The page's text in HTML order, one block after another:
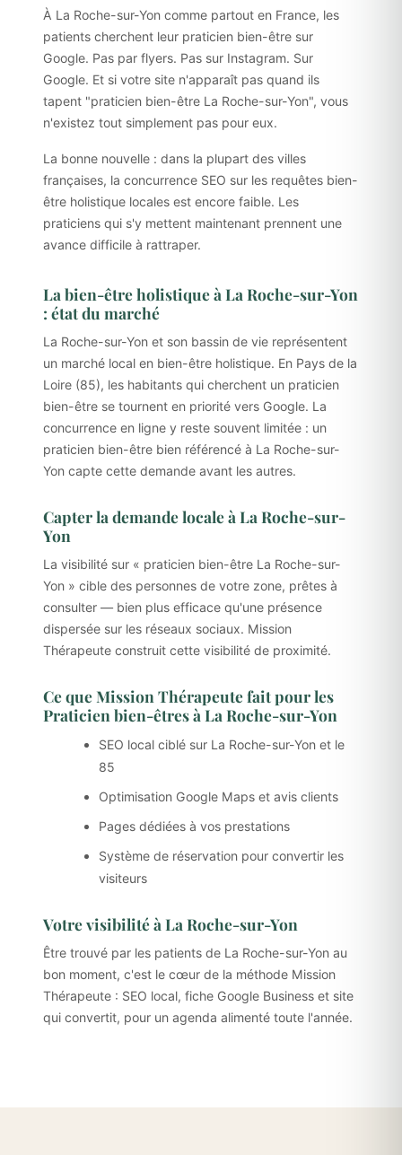
À La Roche-sur-Yon comme partout en France, les
patients cherchent leur praticien bien-être sur
Google. Pas par flyers. Pas sur Instagram. Sur
Google. Et si votre site n'apparaît pas quand ils
tapent "praticien bien-être La Roche-sur-Yon", vous
n'existez tout simplement pas pour eux.
La bonne nouvelle : dans la plupart des villes
françaises, la concurrence SEO sur les requêtes bien-
être holistique locales est encore faible. Les
praticiens qui s'y mettent maintenant prennent une
avance difficile à rattraper.
La bien-être holistique à La Roche-sur-Yon
: état du marché
La Roche-sur-Yon et son bassin de vie représentent
un marché local en bien-être holistique. En Pays de la
Loire (85), les habitants qui cherchent un praticien
bien-être se tournent en priorité vers Google. La
concurrence en ligne y reste souvent limitée : un
praticien bien-être bien référencé à La Roche-sur-
Yon capte cette demande avant les autres.
Capter la demande locale à La Roche-sur-
Yon
La visibilité sur « praticien bien-être La Roche-sur-
Yon » cible des personnes de votre zone, prêtes à
consulter — bien plus efficace qu'une présence
dispersée sur les réseaux sociaux. Mission
Thérapeute construit cette visibilité de proximité.
Ce que Mission Thérapeute fait pour les
Praticien bien-êtres à La Roche-sur-Yon
SEO local ciblé sur La Roche-sur-Yon et le
85
Optimisation Google Maps et avis clients
Pages dédiées à vos prestations
Système de réservation pour convertir les
visiteurs
Votre visibilité à La Roche-sur-Yon
Être trouvé par les patients de La Roche-sur-Yon au
bon moment, c'est le cœur de la méthode Mission
Thérapeute : SEO local, fiche Google Business et site
qui convertit, pour un agenda alimenté toute l'année.